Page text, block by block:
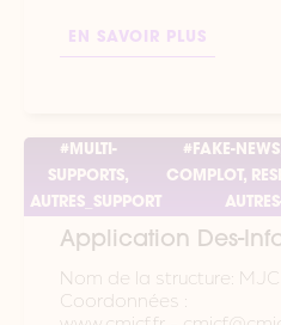
EN SAVOIR PLUS
#MULTI-
SUPPORTS,
AUTRES_SUPPORT
#FAKE-
COMPLOT,
Application Des-
Nom de la structure:
Coordonnées :